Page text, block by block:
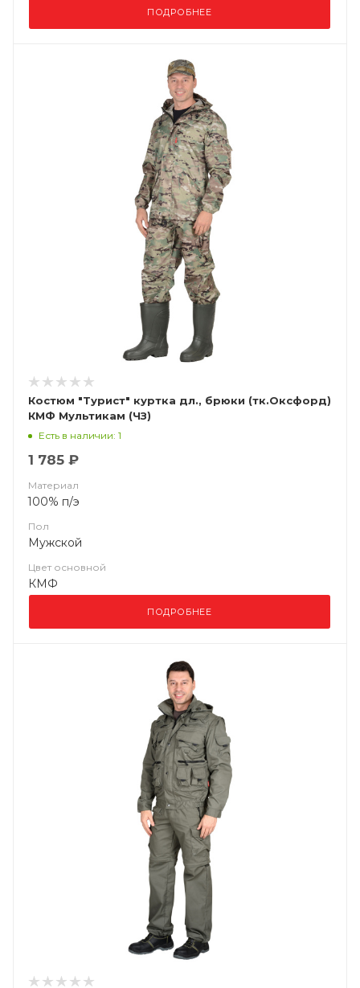
ПОДРОБНЕЕ
Костюм "Турист" куртка дл., брюки (тк.Оксфорд)
КМФ Мультикам (ЧЗ)
Есть в наличии: 1
1 785 ₽
Материал
100% п/э
Пол
Мужской
Цвет основной
КМФ
ПОДРОБНЕЕ